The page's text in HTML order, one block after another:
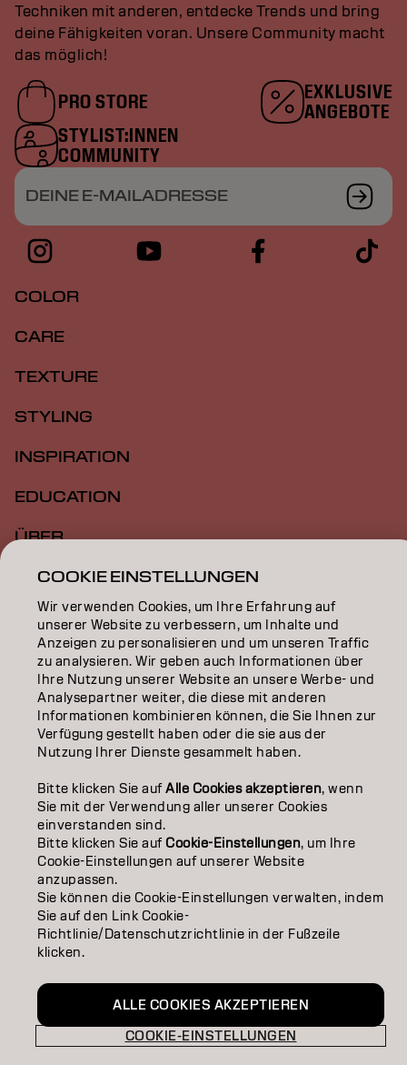
Techniken mit anderen, entdecke Trends und bring
deine Fähigkeiten voran. Unsere Community macht
das möglich!
PRO STORE
EXKLUSIVE
ANGEBOTE
STYLIST:INNEN
COMMUNITY
DEINE E-MAILADRESSE
COLOR
CARE
TEXTURE
STYLING
INSPIRATION
EDUCATION
ÜBER
SALON FINDER
PARTNER WERDEN
KONTAKTIERE UNS
ImpressumDatenschutzerklärungCookie Policy
NutzungsbedingungenBarrierefreiheitserklärung
CH | German
COOKIE EINSTELLUNGEN
Wir verwenden Cookies, um Ihre Erfahrung auf
unserer Website zu verbessern, um Inhalte und
Anzeigen zu personalisieren und um unseren Traffic
zu analysieren. Wir geben auch Informationen über
Ihre Nutzung unserer Website an unsere Werbe- und
Analysepartner weiter, die diese mit anderen
Informationen kombinieren können, die Sie Ihnen zur
Verfügung gestellt haben oder die sie aus der
Nutzung Ihrer Dienste gesammelt haben.
Bitte klicken Sie aufAlle Cookies akzeptieren, wenn
Sie mit der Verwendung aller unserer Cookies
einverstanden sind.
Bitte klicken Sie aufCookie-Einstellungen, um Ihre
Cookie-Einstellungen auf unserer Website
anzupassen.
Sie können die Cookie-Einstellungen verwalten, indem
Sie auf den Link Cookie-
Richtlinie/Datenschutzrichtlinie in der Fußzeile
klicken.
COOKIE-EINSTELLUNGEN
ALLE COOKIES AKZEPTIEREN